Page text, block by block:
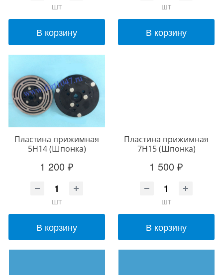
шт
В корзину
шт
В корзину
Пластина прижимная
5Н14 (Шпонка)
1 200 ₽
шт
В корзину
Пластина прижимная
7Н15 (Шпонка)
1 500 ₽
шт
В корзину